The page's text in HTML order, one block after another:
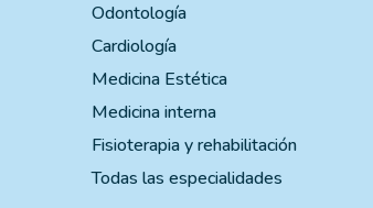
Odontología
Cardiología
Medicina Estética
Medicina interna
Fisioterapia y rehabilitación
Todas las especialidades